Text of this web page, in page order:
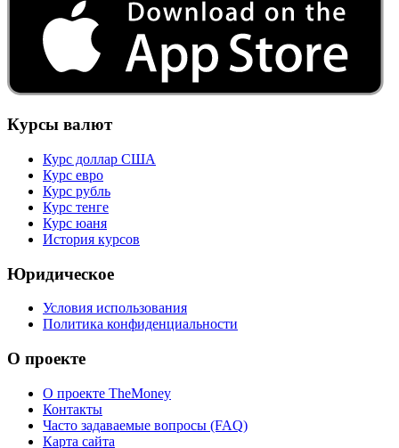
Курсы валют
Курс доллар США
Курс евро
Курс рубль
Курс тенге
Курс юаня
История курсов
Юридическое
Условия использования
Политика конфиденциальности
О проекте
О проекте TheMoney
Контакты
Часто задаваемые вопросы (FAQ)
Карта сайта